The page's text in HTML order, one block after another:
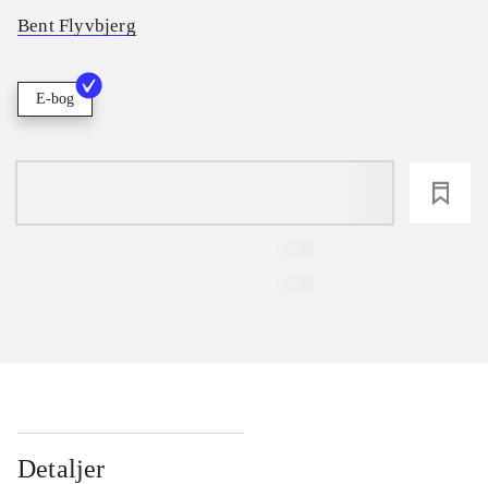
Bent Flyvbjerg
E-bog
Detaljer